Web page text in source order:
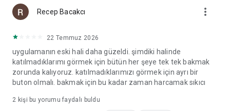
Recep Bacakcı more_vert
22 Temmuz 2026
uygulamanın eski hali daha güzeldi. şimdiki halinde
katılmadıklarımı görmek için bütün her şeye tek tek bakmak
zorunda kalıyoruz. katılmadıklarımızı görmek için ayrı bir
buton olmalı. bakmak için bu kadar zaman harcamak sıkıcı
2 kişi bu yorumu faydalı buldu